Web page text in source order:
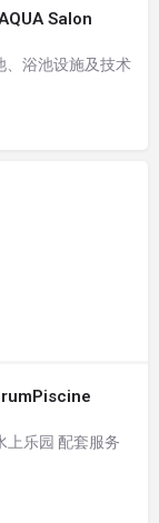
Salon
、浴池设施及技术
上乐园 配套服务